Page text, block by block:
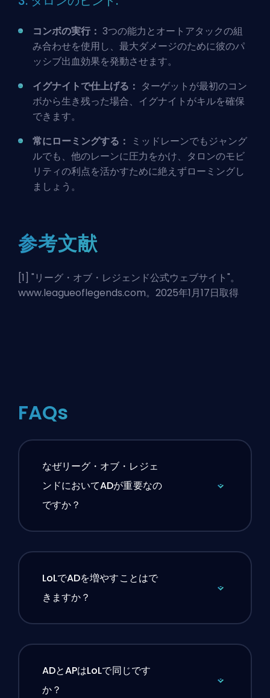
コンボの実行： 3つの能力とオートアタックの組
み合わせを使用し、最大ダメージのために彼のパ
ッシブ出血効果を発動させます。
イグナイトで仕上げる： ターゲットが最初のコン
ボから生き残った場合、イグナイトがキルを確保
できます。
常にローミングする：
ミッドレーンでもジャング
ルでも、他のレーンに圧力をかけ、タロンのモビ
リティの利点を活かすために絶えずローミングし
ましょう。
参考文献
[1] "リーグ・オブ・レジェンド公式ウェブサイト"。
www.leagueoflegends.com。2025年1月17日取得
FAQs
なぜリーグ・オブ・レジェ
ンドにおいてADが重要なの
ですか？
LoLでADを増やすことはで
きますか？
ADとAPはLoLで同じです
か？